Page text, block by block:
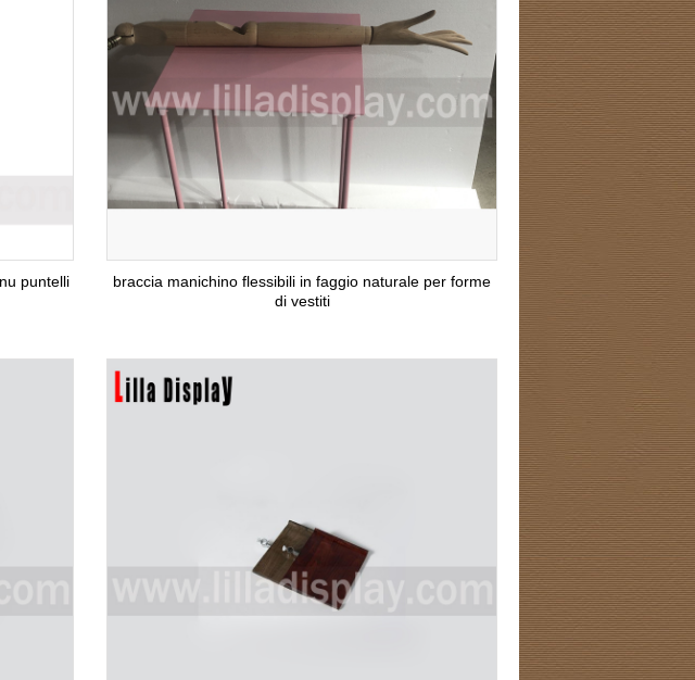
puntelli
braccia manichino flessibili in faggio naturale per forme
di vestiti